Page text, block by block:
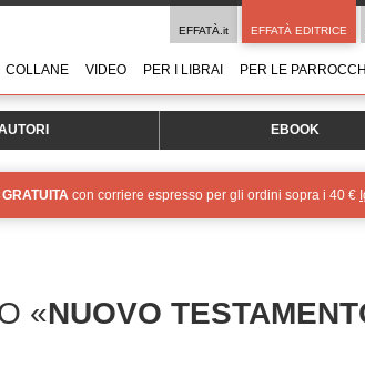
EFFATÀ.it EFFATÀ EDITRICE
COLLANE VIDEO PER I LIBRAI PER LE
EBOOK
con corriere espresso per gli ordini sopra i 40 €
«NUOVO